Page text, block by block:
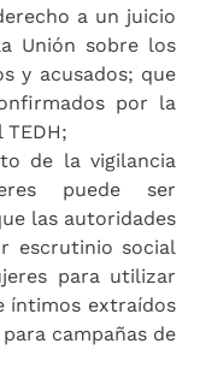
a un juicio
Unión sobre los
y acusados; que
por la
TEDH;
de la vigilancia
puede ser
las autoridades
escrutinio social
para utilizar
íntimos extraídos
campañas de